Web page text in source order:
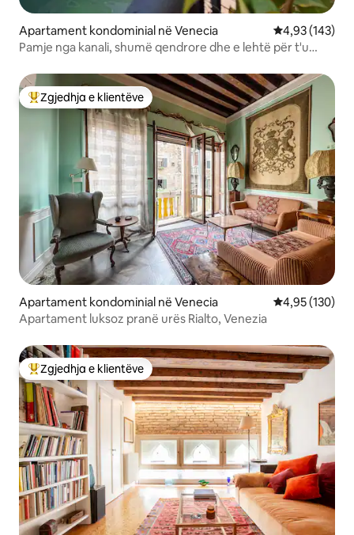
Apartament kondominial në Venecia Vlerësimi
4,93 (143)
Pamje nga kanali, shumë qendrore dhe e lehtë për t'u
Më të mirat e zgjedhjeve të klientëve
Zgjedhja e klientëve
Apartament kondominial në Venecia Vlerësimi
4,95 (130)
Apartament luksoz pranë urës Rialto, Venezia
Më të mirat e zgjedhjeve të klientëve
Zgjedhja e klientëve